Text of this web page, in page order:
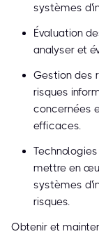
systèmes
Évaluation
analyser et
Gestion des
risques
concernées
efficaces.
mettre en
systèmes
risques.
Obtenir et